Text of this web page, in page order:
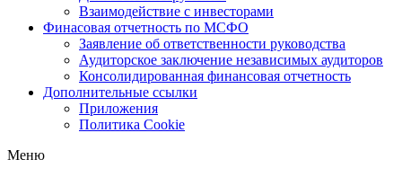
Взаимодействие с инвеcторами
Финасовая отчетность по МСФО
Заявление об ответственности руководства
Аудиторское заключение независимых аудиторов
Консолидированная финансовая отчетность
Дополнительные ссылки
Приложения
Политика Cookie
Меню